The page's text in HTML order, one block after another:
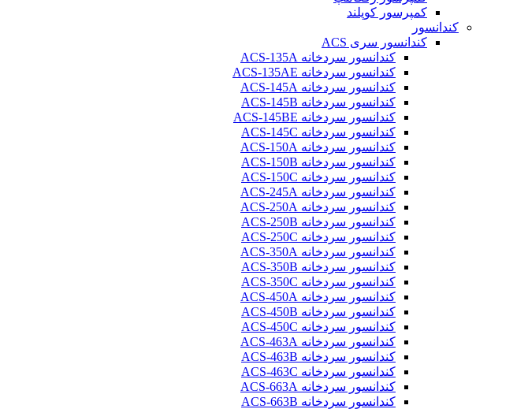
کمپرسور کوپلند
کندانسور
کندانسور سری ACS
کندانسور سردخانه ACS-135A
کندانسور سردخانه ACS-135AE
کندانسور سردخانه ACS-145A
کندانسور سردخانه ACS-145B
کندانسور سردخانه ACS-145BE
کندانسور سردخانه ACS-145C
کندانسور سردخانه ACS-150A
کندانسور سردخانه ACS-150B
کندانسور سردخانه ACS-150C
کندانسور سردخانه ACS-245A
کندانسور سردخانه ACS-250A
کندانسور سردخانه ACS-250B
کندانسور سردخانه ACS-250C
کندانسور سردخانه ACS-350A
کندانسور سردخانه ACS-350B
کندانسور سردخانه ACS-350C
کندانسور سردخانه ACS-450A
کندانسور سردخانه ACS-450B
کندانسور سردخانه ACS-450C
کندانسور سردخانه ACS-463A
کندانسور سردخانه ACS-463B
کندانسور سردخانه ACS-463C
کندانسور سردخانه ACS-663A
کندانسور سردخانه ACS-663B